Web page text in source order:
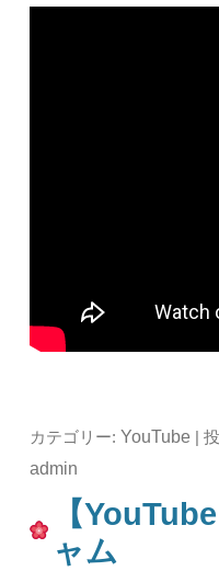
カテゴリー: YouTube |
admin
【
ャム